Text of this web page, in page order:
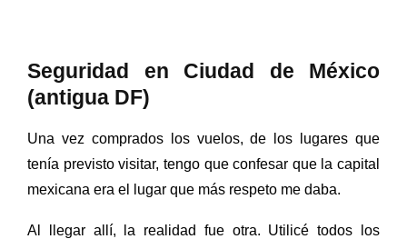
Seguridad en Ciudad de México
(antigua DF)
Una vez comprados los vuelos, de los lugares que
tenía previsto visitar, tengo que confesar que la capital
mexicana era el lugar que más respeto me daba.
Al llegar allí, la realidad fue otra. Utilicé todos los